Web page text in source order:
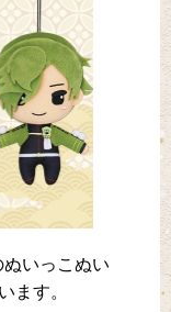
いっこぬい
ます。